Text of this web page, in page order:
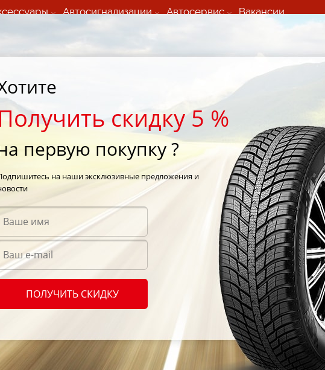
Автосигнализации Автосервис Вакансии
по всем
(Пн-Пт) с 9:00 - 19:00
Расширенная Шиномонтаж
в подарок
Покупка
в кредит
От:1 016MDL/шт ~107MDL/ месяц
скидку 5 %
первую покупку ?
на наши эксклюзивные предложения и
ПОЛУЧИТЬ СКИДКУ